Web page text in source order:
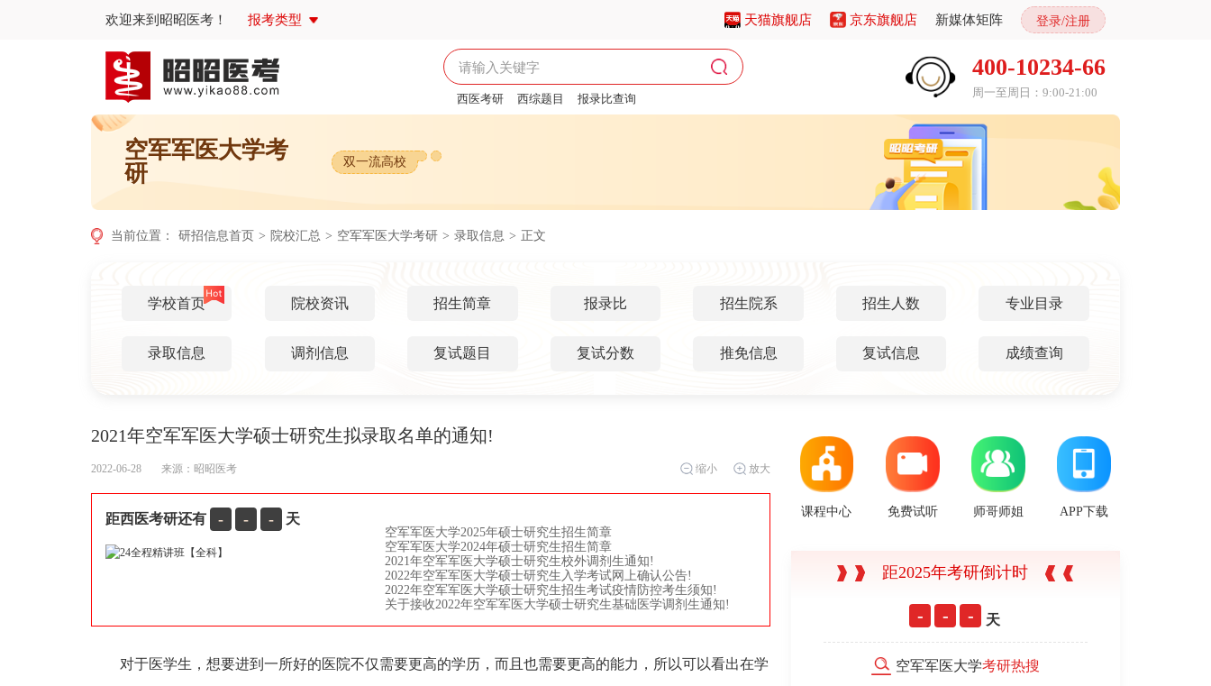
欢迎来到昭昭医考！ 报考类型 天猫旗舰店 京东旗舰店 新媒体矩阵 登录/注册
西医考研 西综题目
报录比查询
西医考研报名时间
400-10234-66
周一至周日：9:00-21:00
空军军医大学考
研
双一流高校
当前位置： 研招信息首页 > 院校汇总 > 空军军医大学考研 > 录取信息 > 正文
学校首页 院校资讯 招生简章 报录比 招生院系 招生人数 专业目录
录取信息 调剂信息 复试题目 复试分数 推免信息 复试信息 成绩查询
2021年空军军医大学硕士研究生拟录取名单的通知!
2022-06-28 来源： 昭昭医考 放大
缩小
距西医考研还有 - - - 天
空军军医大学2025年硕士研究生招生简章
空军军医大学2024年硕士研究生招生简章
2021年空军军医大学硕士研究生校外调剂生通知!
2022年空军军医大学硕士研究生入学考试网上确认公告!
2022年空军军医大学硕士研究生招生考试疫情防控考生须知!
关于接收2022年空军军医大学硕士研究生基础医学调剂生通知!
对于医学生，想要进到一所好的医院不仅需要更高的学历，而且也需要更高的能力，所以可以看出在学
课程中心 免费试听 师哥师姐 APP下载
距2025年考研倒计时
- - - 天
空军军医大学考研热搜